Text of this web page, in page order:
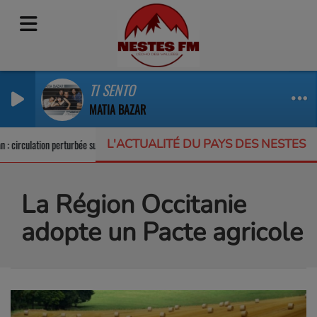
TI SENTO
MATIA BAZAR
L'ACTUALITÉ DU PAYS DES NESTES
perturbée sur la RD123 Un appel à projets pour protéger la
La Région Occitanie
adopte un Pacte agricole